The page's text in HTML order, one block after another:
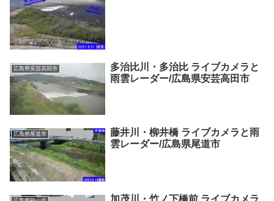
広島県安芸高田市
多治比川・多治比 ライブカメラと
雨雲レーダー/広島県安芸高田市
広島県尾道市
藤井川・柳井橋 ライブカメラと雨
雲レーダー/広島県尾道市
加茂川・竹ノ下橋前 ライブカメラ